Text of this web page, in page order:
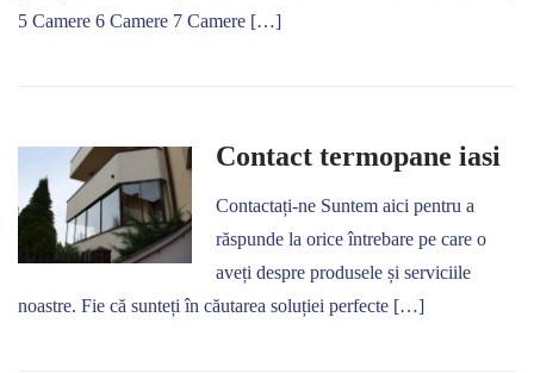
5 Camere 6 Camere 7 Camere […]
Contact termopane iasi
Contactați-ne Suntem aici pentru a
răspunde la orice întrebare pe care o
aveți despre produsele și serviciile
noastre. Fie că sunteți în căutarea soluției perfecte […]